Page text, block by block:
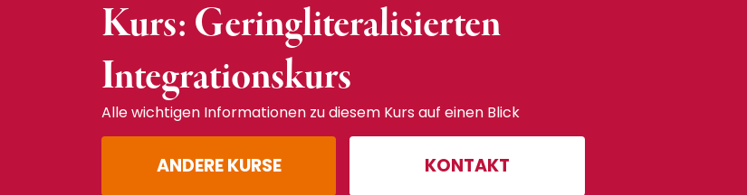
Kurs: Geringliteralisierten
Integrationskurs
Alle wichtigen Informationen zu diesem Kurs auf einen Blick
ANDERE KURSE KONTAKT